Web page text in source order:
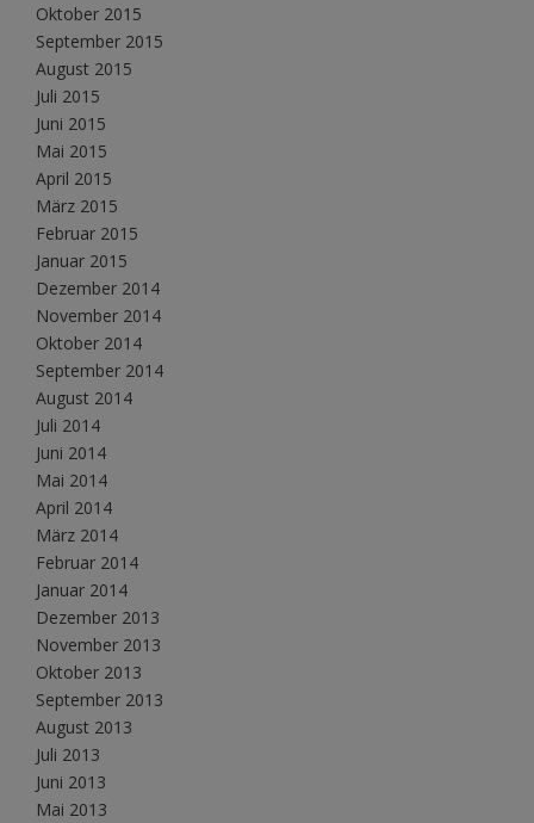
Oktober 2015
September 2015
August 2015
Juli 2015
Juni 2015
Mai 2015
April 2015
März 2015
Februar 2015
Januar 2015
Dezember 2014
November 2014
Oktober 2014
September 2014
August 2014
Juli 2014
Juni 2014
Mai 2014
April 2014
März 2014
Februar 2014
Januar 2014
Dezember 2013
November 2013
Oktober 2013
September 2013
August 2013
Juli 2013
Juni 2013
Mai 2013